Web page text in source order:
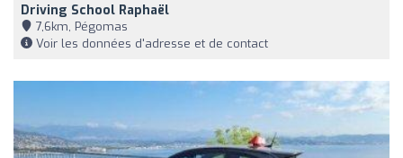
Driving School Raphaël
7,6km, Pégomas
Voir les données d'adresse et de contact